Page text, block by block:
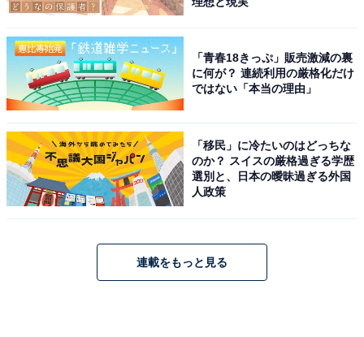
イントでスマホとPCの切り替えがスムーズなのも
「青春18きっぷ」販売激減の裏
に何が？ 連続利用の厳格化だけ
ではない「本当の理由」
「移民」に冷たいのはどっちな
のか？ スイスの厳格過ぎる学歴
選別と、日本の曖昧過ぎる外国
人政策
連載をもっと見る